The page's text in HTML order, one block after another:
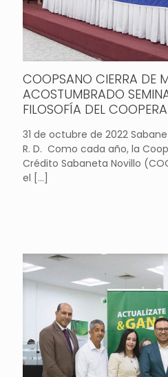
COOPSANO CIERRA DE
ACOSTUMBRADO
FILOSOFÍA DEL
31 de octubre de 2022
R. D. Como cada año, la
Crédito Sabaneta Novillo
el […]